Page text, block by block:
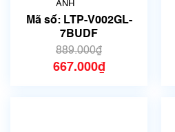
ANH
Mã số: LTP-V002GL-
7BUDF
889.000₫
667.000₫